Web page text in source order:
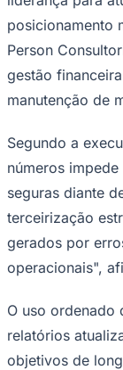
Corinthians
posicionamento
Person
gestão
manutenção de
Segundo a
números
seguras diante
terceirização
gerados por
operacionais",
O uso ordenado
relatórios
objetivos de